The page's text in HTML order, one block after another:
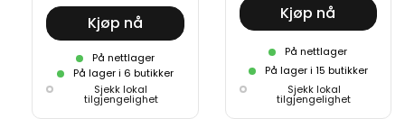
Kjøp nå
På nettlager
På lager i 6 butikker
Sjekk lokal
tilgjengelighet
Kjøp nå
På nettlager
På lager i 15 butikker
Sjekk lokal
tilgjengelighet